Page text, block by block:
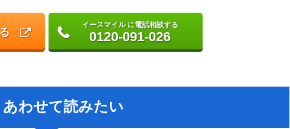
イースマイル に電話相談する
0120-091-026
あわせて読みたい